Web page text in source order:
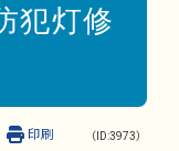
犯灯修
（ID:3973）
印刷